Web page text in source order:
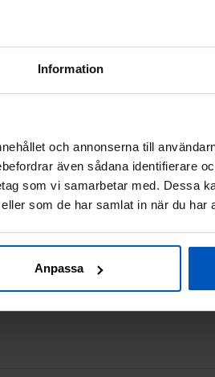
Information
och annonserna till
även sådana identifierare
som vi samarbetar med. Dessa
som de har samlat in när du har
Anpassa